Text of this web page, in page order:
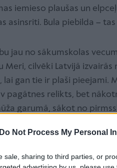
Do Not Process My Personal
sale, sharing to third parties, or
iemieso plaušas un
asinsriti. Bula piebilda –
jau no sākumskolas
Meri, cilvēki Latvijā izvairās
gan tie ir plaši pieejami.
pagātnes relikts, bet
garumā, sākot no
mācību centrs, kur
veidā.
muzejā